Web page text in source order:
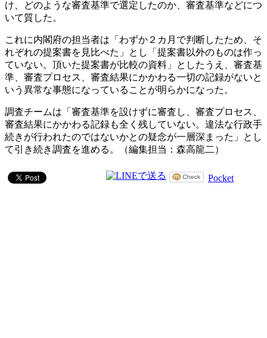
け、どのような審査基準で選定したのか、審査基準などにつ
いて質した。
これに内閣府の担当者は「わずか２カ月で判断したため、そ
れぞれの提案書を見比べた」とし「提案書以外のものは作っ
ていない。頂いた提案書が比較の資料」としたうえ、審査基
準、審査プロセス、審査結果にかかわる一切の記録がないと
いう異常な事態になっていることが明らかになった。
調査チームは「審査基準を設けずに審査し、審査プロセス、
審査結果にかかわる記録も全く残していない。違法な行政手
続きが行われたのではないかとの疑念が一層深まった」とし
て引き続き調査を進める。（編集担当：森高龍二）
Pocket